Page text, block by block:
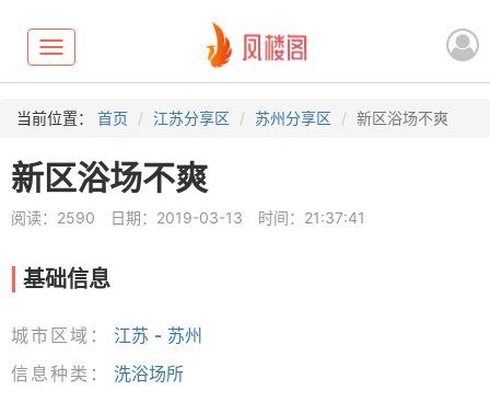
Toggle
navigation
当前位置： 首页 江苏分享区 苏州分享区 新区浴场不爽
新区浴场不爽
阅读：2590 日期：2019-03-13 时间：21:37:41
基础信息
城市区域： 江苏 - 苏州
信息种类：
洗浴场所